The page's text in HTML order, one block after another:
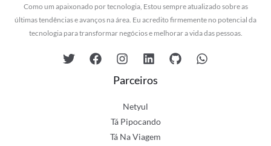
Como um apaixonado por tecnologia, Estou sempre atualizado sobre as
últimas tendências e avanços na área. Eu acredito firmemente no potencial da
tecnologia para transformar negócios e melhorar a vida das pessoas.
Parceiros
Netyul
Tá Pipocando
Tá Na Viagem